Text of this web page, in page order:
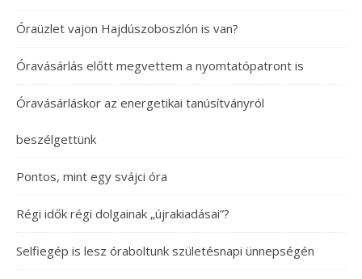
Óraüzlet vajon Hajdúszoboszlón is van?
Óravásárlás előtt megvettem a nyomtatópatront is
Óravásárláskor az energetikai tanúsítványról
beszélgettünk
Pontos, mint egy svájci óra
Régi idők régi dolgainak „újrakiadásai”?
Selfiegép is lesz óraboltunk születésnapi ünnepségén